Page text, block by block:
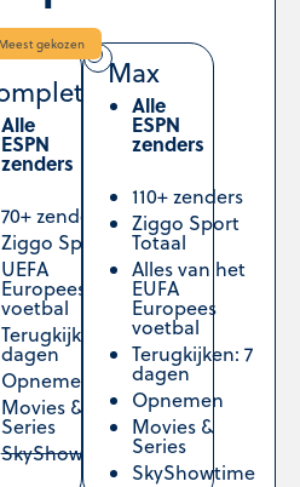
Alle
ESPN
zenders
70+ zenders
Ziggo Sport
UEFA
Europees
voetbal
Terugkijken: 7
dagen
Opnemen
Movies &
Series
SkyShowtime
Meest gekozen
Max
Alle
ESPN
zenders
110+ zenders
Ziggo Sport
Totaal
Alles van het
EUFA
Europees
voetbal
Terugkijken: 7
dagen
Opnemen
Movies &
Series
SkyShowtime